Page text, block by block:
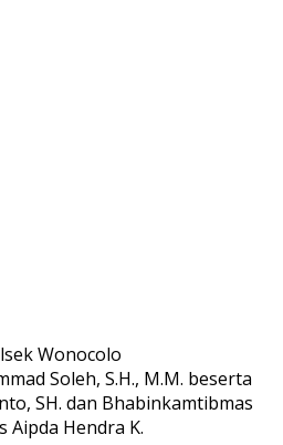
Wonocolo
Soleh, S.H., M.M. beserta
SH. dan Bhabinkamtibmas
Aipda Hendra K.